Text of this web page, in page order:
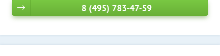
8 (495) 783-47-59